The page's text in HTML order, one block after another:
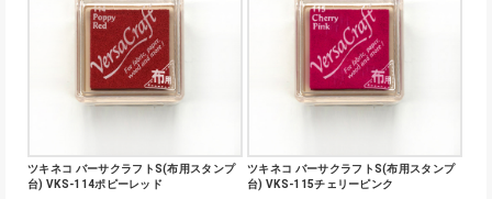
ツキネコ バーサクラフトS(布用スタンプ
台) VKS-114ポピーレッド
ツキネコ バーサクラフトS(布用スタンプ
台) VKS-115チェリーピンク